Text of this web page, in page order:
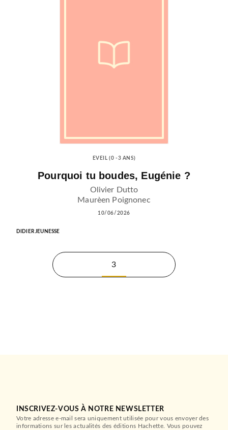
EVEIL (0 -3 ANS)
Pourquoi tu boudes, Eugénie ?
Olivier Dutto
Maurèen Poignonec
10/06/2026
DIDIER JEUNESSE
3
INSCRIVEZ-VOUS À NOTRE NEWSLETTER
Votre adresse e-mail sera uniquement utilisée pour vous envoyer des
informations sur les actualités des éditions Hachette. Vous pouvez